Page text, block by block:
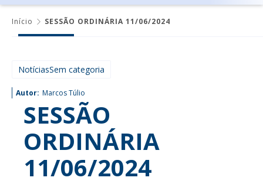
Início SESSÃO ORDINÁRIA 11/06/2024
NotíciasSem categoria
Autor: Marcos Túlio
SESSÃO
ORDINÁRIA
11/06/2024